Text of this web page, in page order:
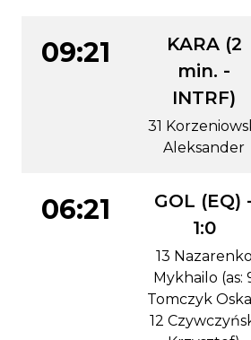
09:21
KARA (2
min. -
INTRF)
31
Aleksander
06:21
GOL (EQ)
1:0
13 Nazarenko
Mykhailo (as:
Tomczyk
12